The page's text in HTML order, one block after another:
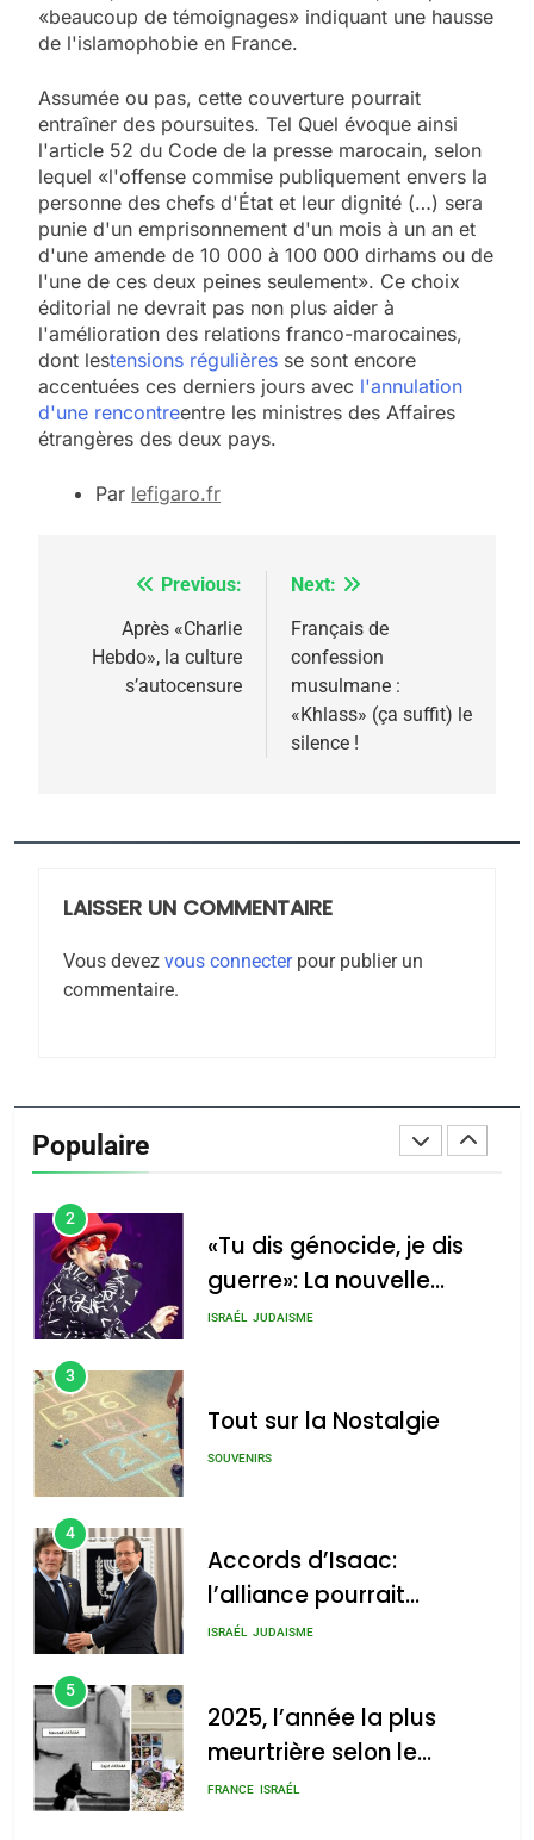
«beaucoup de témoignages» indiquant une hausse
de l'islamophobie en France.
Assumée ou pas, cette couverture pourrait
entraîner des poursuites. Tel Quel évoque ainsi
l'article 52 du Code de la presse marocain, selon
lequel «l'offense commise publiquement envers la
personne des chefs d'État et leur dignité (…) sera
punie d'un emprisonnement d'un mois à un an et
d'une amende de 10 000 à 100 000 dirhams ou de
l'une de ces deux peines seulement». Ce choix
éditorial ne devrait pas non plus aider à
l'amélioration des relations franco-marocaines,
dont lestensions régulières se sont encore
accentuées ces derniers jours avec l'annulation
d'une rencontreentre les ministres des Affaires
étrangères des deux pays.
Par lefigaro.fr
Navigation
l’article
Previous:
Après «Charlie
Hebdo», la culture
s’autocensure
Next:
Français de
confession
musulmane :
«Khlass» (ça suffit) le
silence !
LAISSER UN COMMENTAIRE
Vous devez vous connecterpour publier un
commentaire.
Populaire
5
2025, l’année la plus
meurtrière selon le
l’antisémitisme
FIÈRE, DIGNE ET RÉSILIENTE :
POURQUOI JE REVENDIQUE
MA JUDAÏTE par Thérèse
Zrihen-Dvir
ISRAÉL JUDAISME
JUDAISME
8
Tafraout, le miel de Tadla
2
«Tu dis génocide, je dis
guerre»: La nouvelle
chanson de Boy George
ISRAÉL JUDAISME
3
Tout sur la Nostalgie
SOUVENIRS
4
Accords d’Isaac:
l’alliance pourrait
s’étendre à 13 pays
ISRAÉL JUDAISME
5
2025, l’année la plus
meurtrière selon le
rapport d’ADL contre
FRANCE ISRAÉL